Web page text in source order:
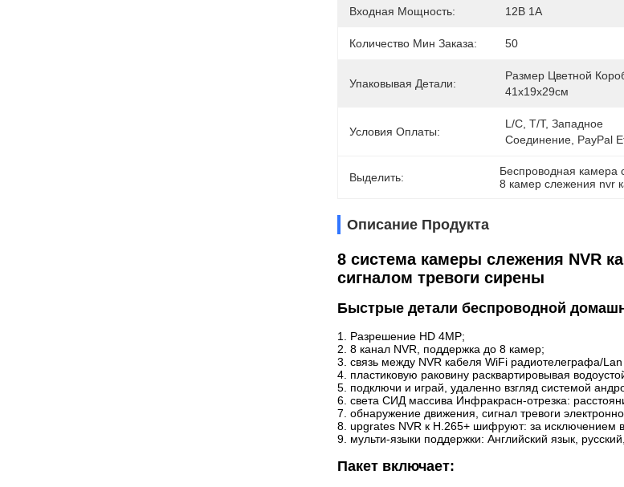
Входная Мощность: 12В 1А
Количество Мин Заказа: 50
Упаковывая Детали:
Размер Цветной
41x19x29см
Условия Оплаты:
L/C, T/T, Западное
Соединение, PayPal
Выделить: Беспроводная камера
8 камер слежения nvr
Описание Продукта
8 система камеры слежения NVR
сигналом тревоги сирены
Быстрые детали беспроводной
1. Разрешение HD 4MP;
2. 8 канал NVR, поддержка до 8 камер;
3. связь между NVR кабеля WiFi радиотелеграфа/
4. пластиковую раковину расквартировывая
5. подключи и играй, удаленно взгляд системой
6. света СИД массива Инфракрасн-отрезка:
7. обнаружение движения, сигнал тревоги
8. upgrates NVR к H.265+ шифруют: за исключением
9. мульти-языки поддержки: Английский язык,
Пакет включает: